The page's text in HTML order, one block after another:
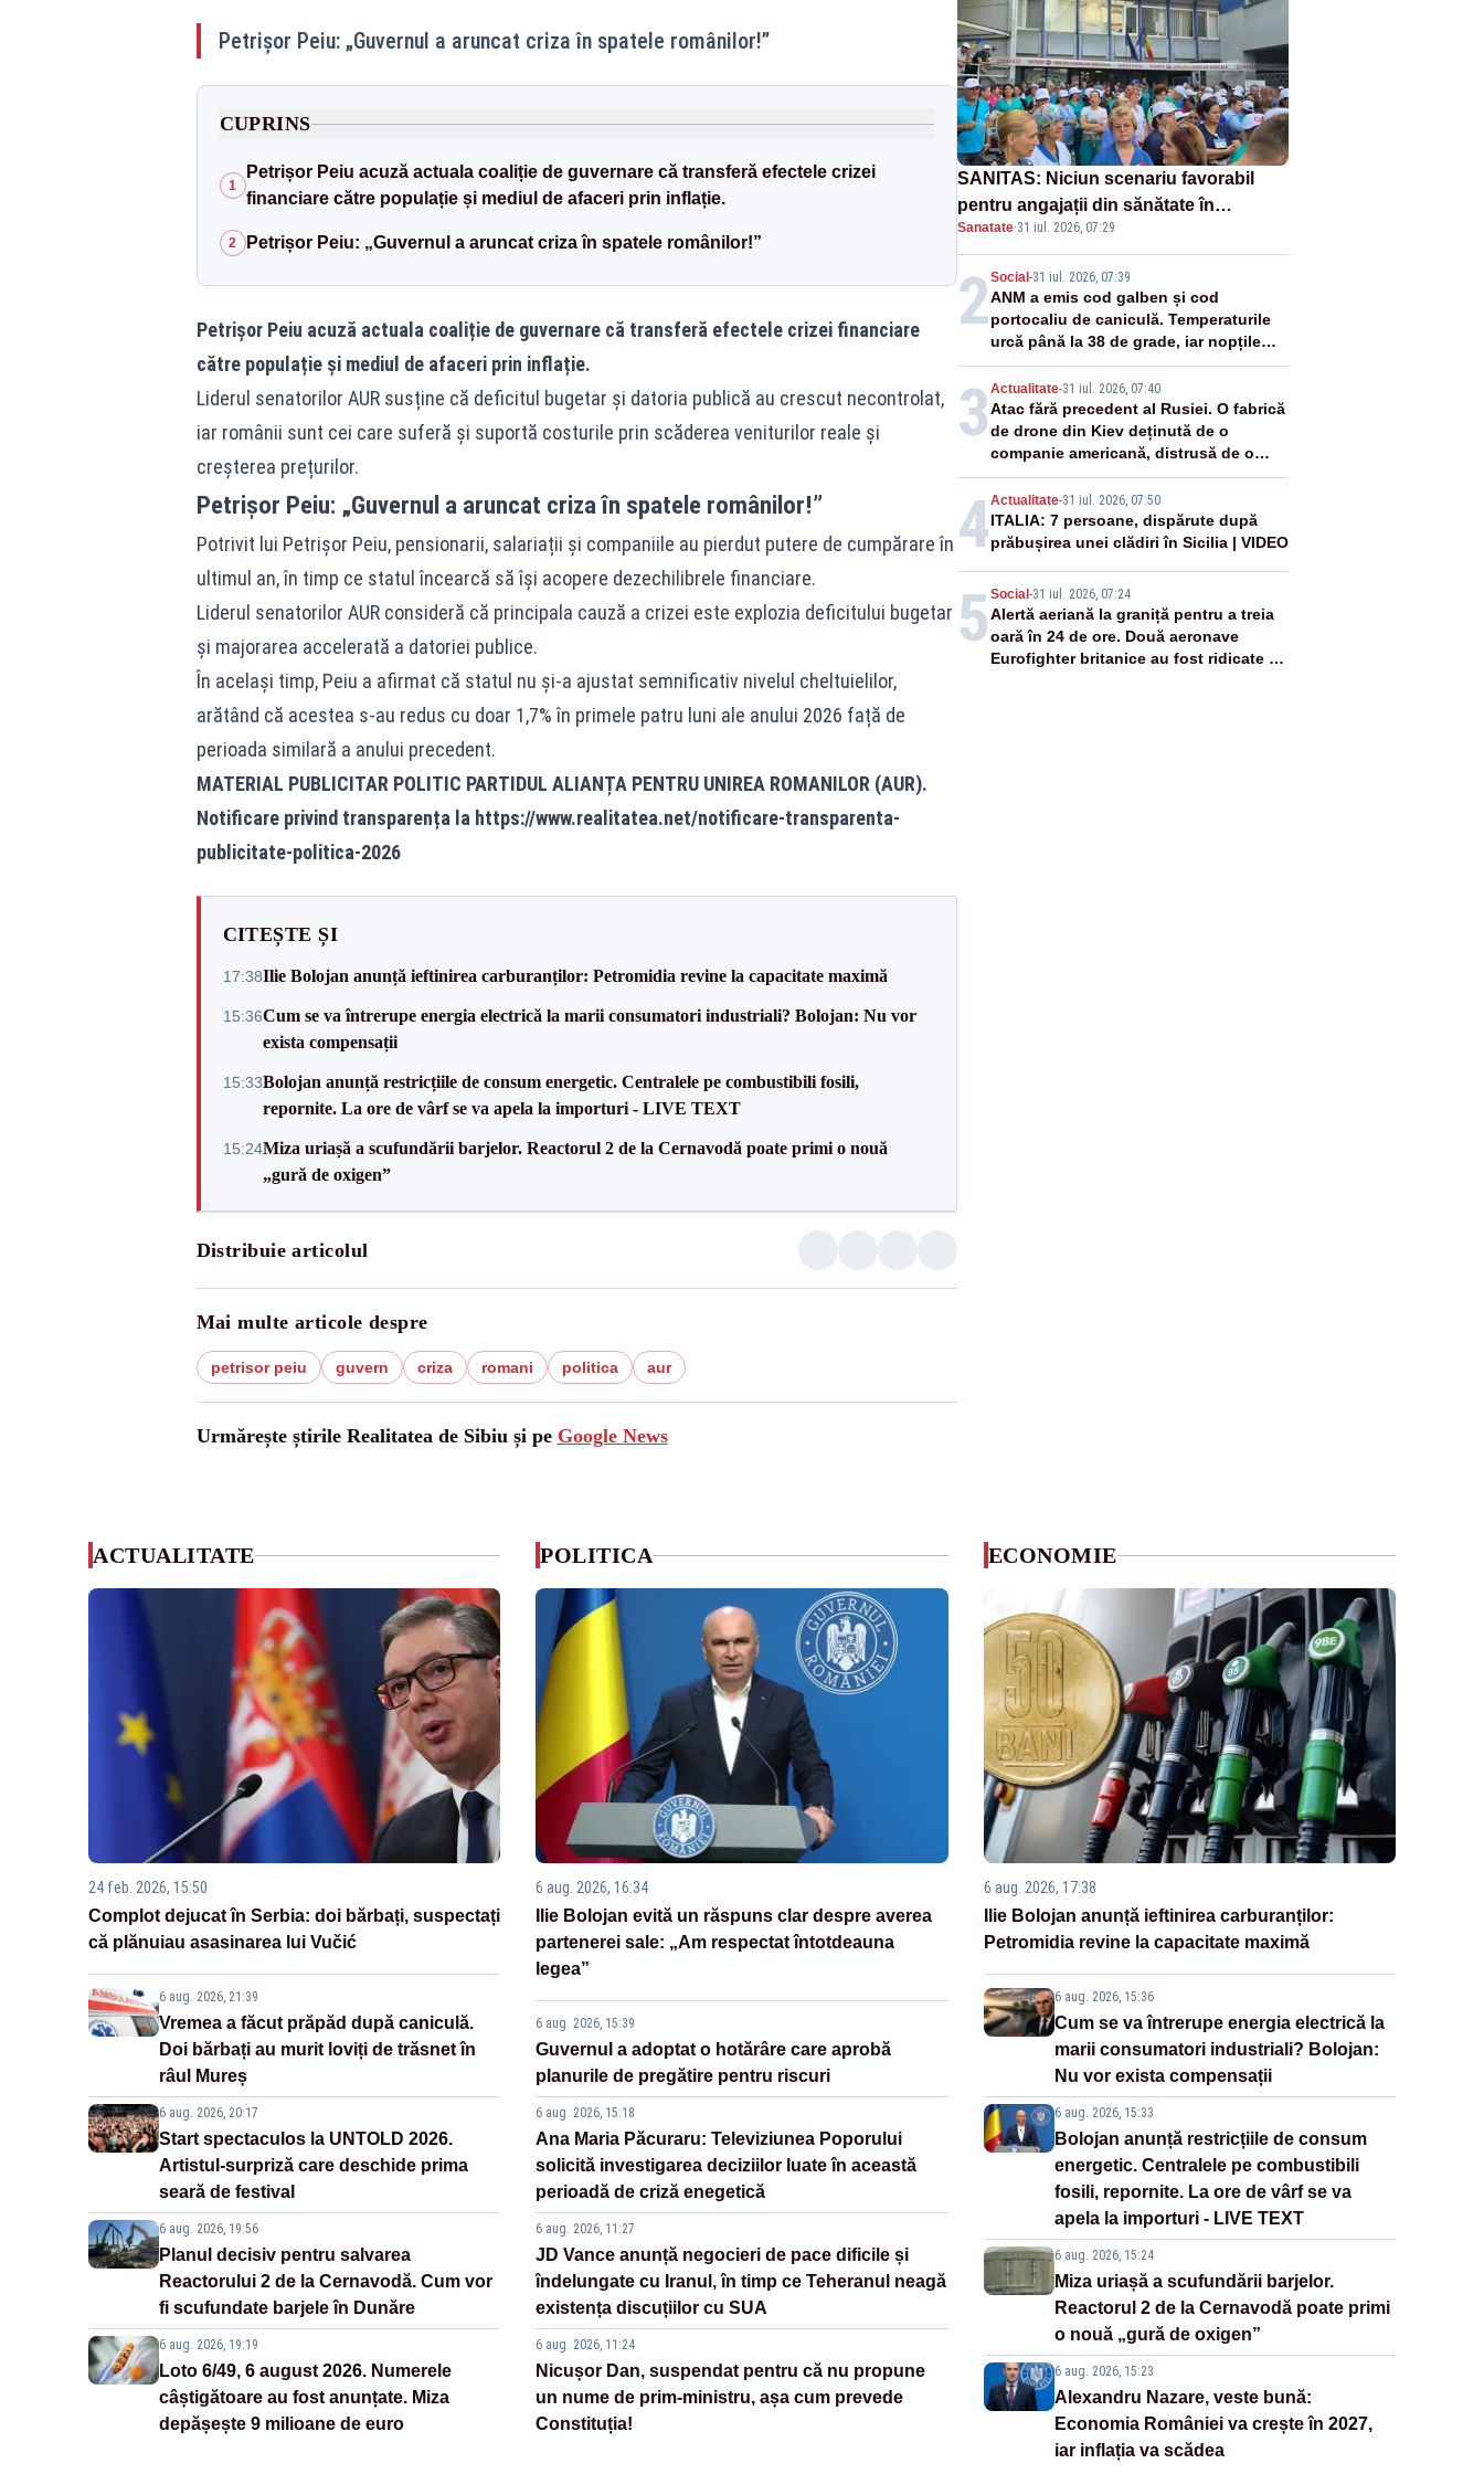
Petrișor Peiu: „Guvernul a aruncat criza în spatele românilor!”
CUPRINS
1
Petrișor Peiu acuză actuala coaliție de guvernare că transferă efectele crizei
financiare către populație și mediul de afaceri prin inflație.
2 Petrișor Peiu: „Guvernul a aruncat criza în spatele românilor!”
Petrișor Peiu acuză actuala coaliție de guvernare că transferă efectele crizei financiare
către populație și mediul de afaceri prin inflație.
Liderul senatorilor AUR susține că deficitul bugetar și datoria publică au crescut necontrolat,
iar românii sunt cei care suferă și suportă costurile prin scăderea veniturilor reale și
creșterea prețurilor.
Petrișor Peiu: „Guvernul a aruncat criza în spatele românilor!”
Potrivit lui Petrișor Peiu, pensionarii, salariații și companiile au pierdut putere de cumpărare în
ultimul an, în timp ce statul încearcă să își acopere dezechilibrele financiare.
Liderul senatorilor AUR consideră că principala cauză a crizei este explozia deficitului bugetar
și majorarea accelerată a datoriei publice.
În același timp, Peiu a afirmat că statul nu și-a ajustat semnificativ nivelul cheltuielilor,
arătând că acestea s-au redus cu doar 1,7% în primele patru luni ale anului 2026 față de
perioada similară a anului precedent.
MATERIAL PUBLICITAR POLITIC PARTIDUL ALIANȚA PENTRU UNIREA ROMANILOR (AUR).
Notificare privind transparența la https://www.realitatea.net/notificare-transparenta-
publicitate-politica-2026
CITEȘTE ȘI
17:38Ilie Bolojan anunță ieftinirea carburanților: Petromidia revine la capacitate maximă
15:36Cum se va întrerupe energia electrică la marii consumatori industriali? Bolojan: Nu vor
exista compensații
15:33Bolojan anunță restricțiile de consum energetic. Centralele pe combustibili fosili,
repornite. La ore de vârf se va apela la importuri - LIVE TEXT
15:24Miza uriașă a scufundării barjelor. Reactorul 2 de la Cernavodă poate primi o nouă
„gură de oxigen”
Distribuie articolul
Mai multe articole despre
petrisor peiu guvern criza romani politica aur
Urmărește știrile Realitatea de Sibiu și pe Google News
SANITAS: Niciun scenariu favorabil
pentru angajații din sănătate în
proiectul Legii salarizării
Sanatate·31 iul. 2026, 07:29
2Social -31 iul. 2026, 07:39
ANM a emis cod galben și cod
portocaliu de caniculă. Temperaturile
urcă până la 38 de grade, iar nopțile
devin tropicale
3 Actualitate-31 iul. 2026, 07:40
Atac fără precedent al Rusiei. O fabrică
de drone din Kiev deținută de o
companie americană, distrusă de o
rachetă rusească
4Actualitate-31 iul. 2026, 07:50
ITALIA: 7 persoane, dispărute după
prăbușirea unei clădiri în Sicilia | VIDEO
5 Social -31 iul. 2026, 07:24
Alertă aeriană la graniță pentru a treia
oară în 24 de ore. Două aeronave
Eurofighter britanice au fost ridicate de
ACTUALITATE
24 feb. 2026, 15:50
Complot dejucat în Serbia: doi bărbați, suspectați
că plănuiau asasinarea lui Vučić
6 aug. 2026, 21:39
Vremea a făcut prăpăd după caniculă.
Doi bărbați au murit loviți de trăsnet în
râul Mureș
6 aug. 2026, 20:17
Start spectaculos la UNTOLD 2026.
Artistul-surpriză care deschide prima
seară de festival
6 aug. 2026, 19:56
Planul decisiv pentru salvarea
Reactorului 2 de la Cernavodă. Cum vor
fi scufundate barjele în Dunăre
6 aug. 2026, 19:19
Loto 6/49, 6 august 2026. Numerele
câștigătoare au fost anunțate. Miza
depășește 9 milioane de euro
POLITICA
6 aug. 2026, 16:34
Ilie Bolojan evită un răspuns clar despre averea
partenerei sale: „Am respectat întotdeauna
legea”
6 aug. 2026, 15:39
Guvernul a adoptat o hotărâre care aprobă
planurile de pregătire pentru riscuri
6 aug. 2026, 15:18
Ana Maria Păcuraru: Televiziunea Poporului
solicită investigarea deciziilor luate în această
perioadă de criză enegetică
6 aug. 2026, 11:27
JD Vance anunță negocieri de pace dificile și
îndelungate cu Iranul, în timp ce Teheranul neagă
existența discuțiilor cu SUA
6 aug. 2026, 11:24
Nicușor Dan, suspendat pentru că nu propune
un nume de prim-ministru, așa cum prevede
Constituția!
ECONOMIE
6 aug. 2026, 17:38
Ilie Bolojan anunță ieftinirea carburanților:
Petromidia revine la capacitate maximă
6 aug. 2026, 15:36
Cum se va întrerupe energia electrică la
marii consumatori industriali? Bolojan:
Nu vor exista compensații
6 aug. 2026, 15:33
Bolojan anunță restricțiile de consum
energetic. Centralele pe combustibili
fosili, repornite. La ore de vârf se va
apela la importuri - LIVE TEXT
6 aug. 2026, 15:24
Miza uriașă a scufundării barjelor.
Reactorul 2 de la Cernavodă poate primi
o nouă „gură de oxigen”
6 aug. 2026, 15:23
Alexandru Nazare, veste bună:
Economia României va crește în 2027,
iar inflația va scădea